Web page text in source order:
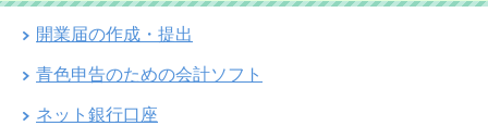
開業届の作成・提出
青色申告のための会計ソフト
ネット銀行口座